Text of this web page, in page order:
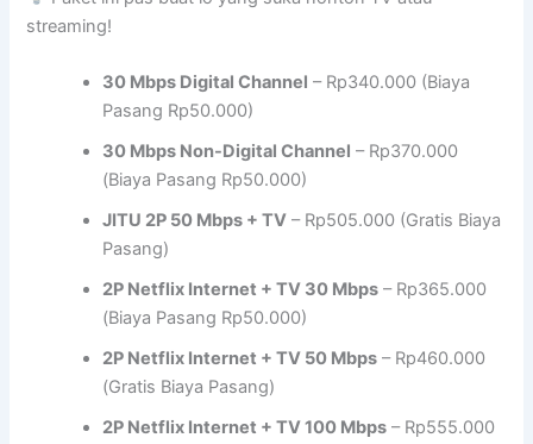
streaming!
30 Mbps Digital Channel – Rp340.000 (Biaya
Pasang Rp50.000)
30 Mbps Non-Digital Channel – Rp370.000
(Biaya Pasang Rp50.000)
JITU 2P 50 Mbps + TV – Rp505.000 (Gratis Biaya
Pasang)
2P Netflix Internet + TV 30 Mbps – Rp365.000
(Biaya Pasang Rp50.000)
2P Netflix Internet + TV 50 Mbps – Rp460.000
(Gratis Biaya Pasang)
2P Netflix Internet + TV 100 Mbps – Rp555.000